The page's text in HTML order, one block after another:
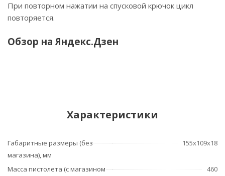
При повторном нажатии на спусковой крючок цикл
повторяется.
Обзор на Яндекс.Дзен
Характеристики
Габаритные размеры (без
магазина), мм
155х109х18
Масса пистолета (с магазином
460